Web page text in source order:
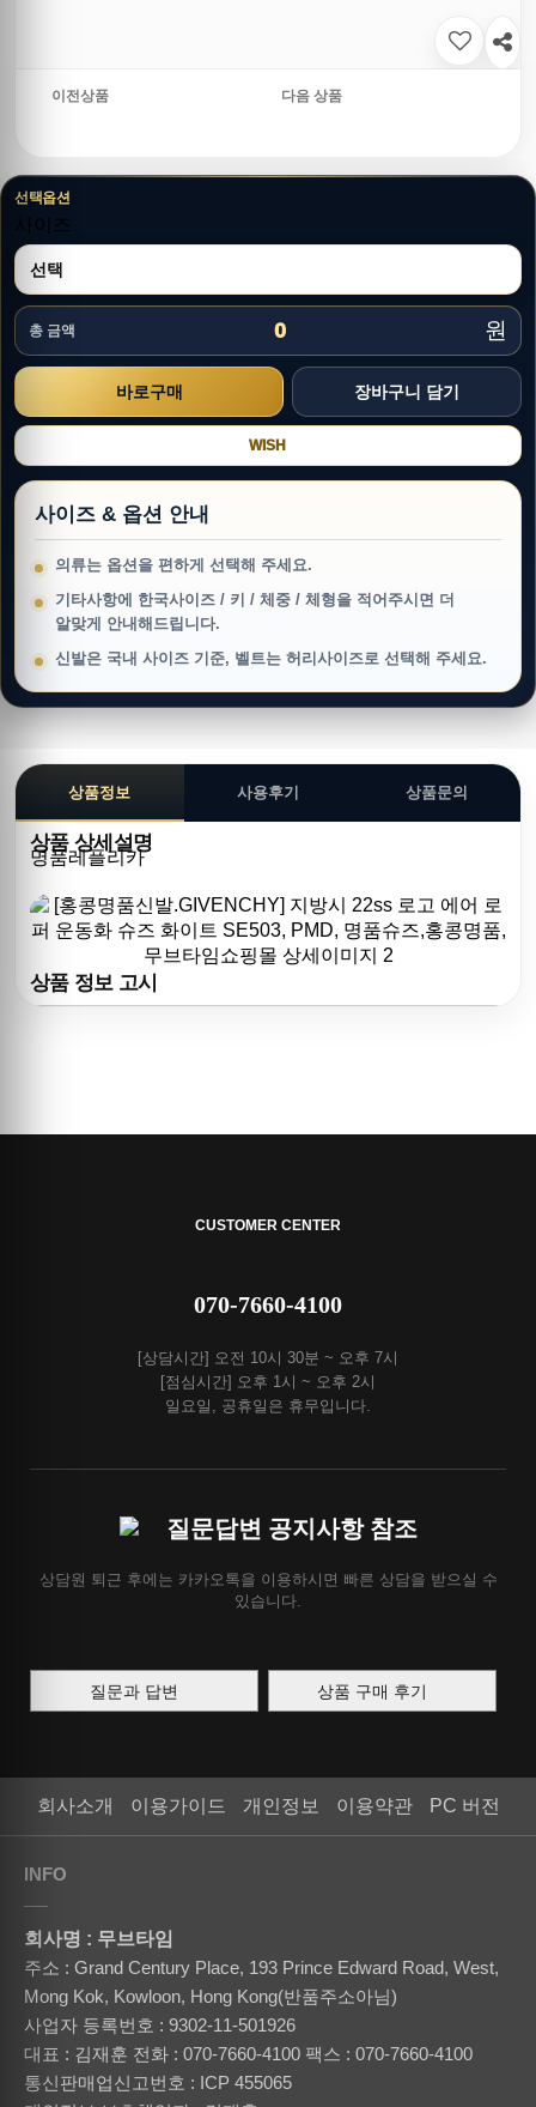
이전상품 다음 상품
선택옵션
사이즈
총 금액 0 원
WISH
사이즈 & 옵션 안내
의류는 옵션을 편하게 선택해 주세요.
기타사항에 한국사이즈 / 키 / 체중 / 체형을 적어주시면 더
알맞게 안내해드립니다.
신발은 국내 사이즈 기준, 벨트는 허리사이즈로 선택해 주세요.
상품정보 사용후기 상품문의
상품 상세설명
명품레플리카
상품 정보 고시
CUSTOMER CENTER
070-7660-4100
[상담시간] 오전 10시 30분 ~ 오후 7시
[점심시간] 오후 1시 ~ 오후 2시
일요일, 공휴일은 휴무입니다.
질문답변 공지사항 참조
상담원 퇴근 후에는 카카오톡을 이용하시면 빠른 상담을 받으실 수
있습니다.
질문과 답변 상품 구매 후기
회사소개 이용가이드 개인정보 이용약관 PC 버전
INFO
회사명 : 무브타임
주소 : Grand Century Place, 193 Prince Edward Road, West,
Mong Kok, Kowloon, Hong Kong(반품주소아님)
사업자 등록번호 : 9302-11-501926
대표 : 김재훈 전화 : 070-7660-4100 팩스 : 070-7660-4100
통신판매업신고번호 : ICP 455065